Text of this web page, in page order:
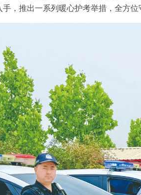
，推出一系列暖心护考举措，全方位